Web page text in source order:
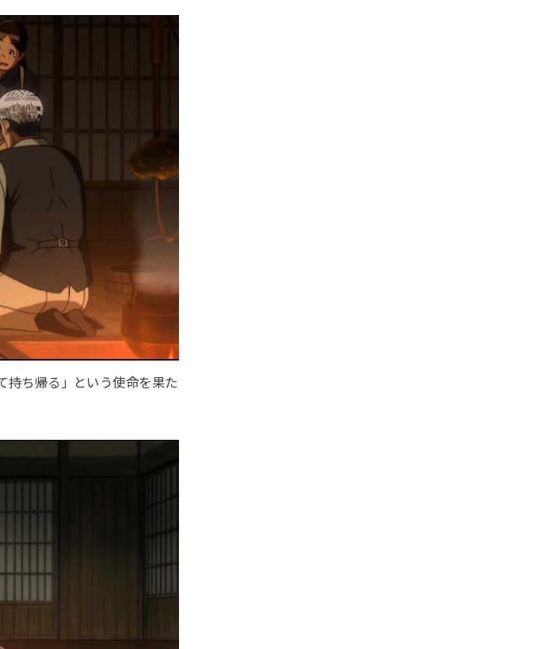
持ち帰る」という使命を果た